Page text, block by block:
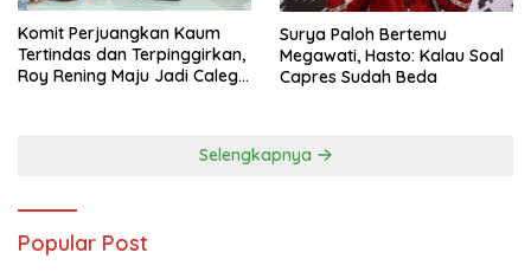
Komit Perjuangkan Kaum
Tertindas dan Terpinggirkan,
Roy Rening Maju Jadi Caleg
Surya Paloh Bertemu
Megawati, Hasto: Kalau Soal
Capres Sudah Beda
Selengkapnya
Popular Post